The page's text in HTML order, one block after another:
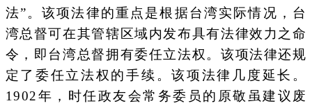
法”。该项法律的重点是根据台湾实际情况，台
湾总督可在其管辖区域内发布具有法律效力之命
令，即台湾总督拥有委任立法权。该项法律还规
定了委任立法权的手续。该项法律几度延长。
1902年，时任政友会常务委员的原敬虽建议废